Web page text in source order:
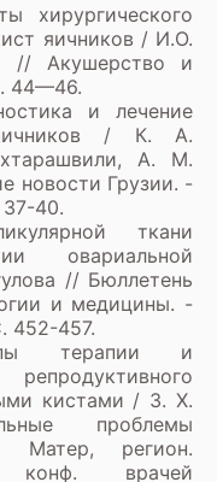
хирургического
яичников / И.О.
// Акушерство и
44—46.
и лечение
/ К. А.
А. М.
новости Грузии. -
40.
ткани
овариальной
// Бюллетень
и медицины. -
452-457.
терапии и
кистами / 3. X.
проблемы
Матер, регион.
конф. врачей